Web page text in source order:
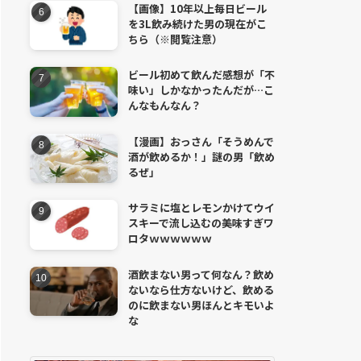
【画像】10年以上毎日ビール
を3L飲み続けた男の現在がこ
ちら（※閲覧注意）
ビール初めて飲んだ感想が「不
味い」しかなかったんだが…こ
んなもんなん？
【漫画】おっさん「そうめんで
酒が飲めるか！」謎の男「飲め
るぜ」
サラミに塩とレモンかけてウイ
スキーで流し込むの美味すぎワ
ロタｗｗｗｗｗｗ
酒飲まない男って何なん？飲め
ないなら仕方ないけど、飲める
のに飲まない男ほんとキモいよ
な